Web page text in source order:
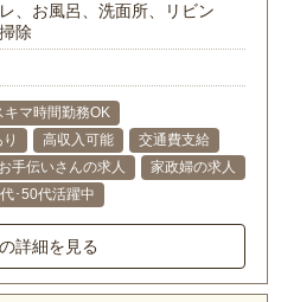
、お風呂、洗面所、リビン
除
キマ時間勤務OK
高収入可能
交通費支給
お手伝いさんの求人
家政婦の求人
･50代活躍中
詳細を見る